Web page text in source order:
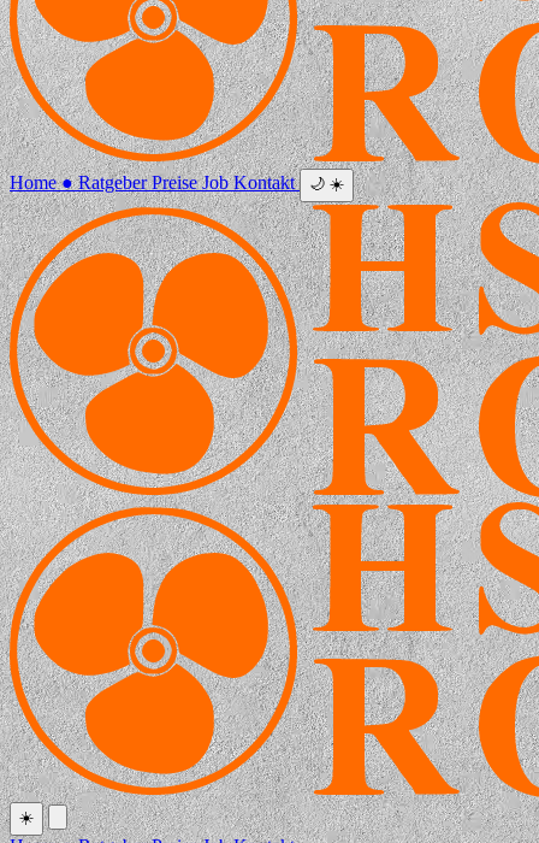
Home● RatgeberPreiseJobKontakt 🌙 ☀️
☀️